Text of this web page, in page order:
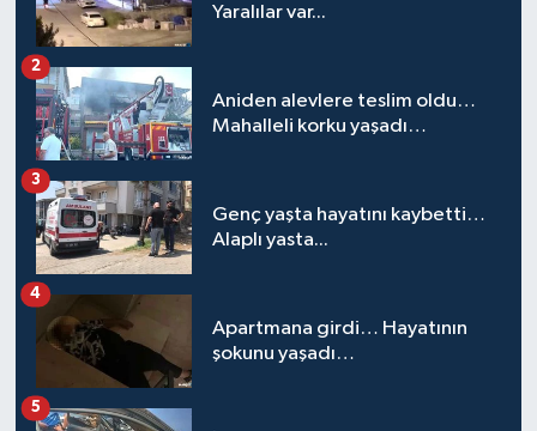
Yaralılar var...
Aniden alevlere teslim oldu…
Mahalleli korku yaşadı…
2
Genç yaşta hayatını kaybetti…
Alaplı yasta...
3
Apartmana girdi… Hayatının
şokunu yaşadı…
4
5